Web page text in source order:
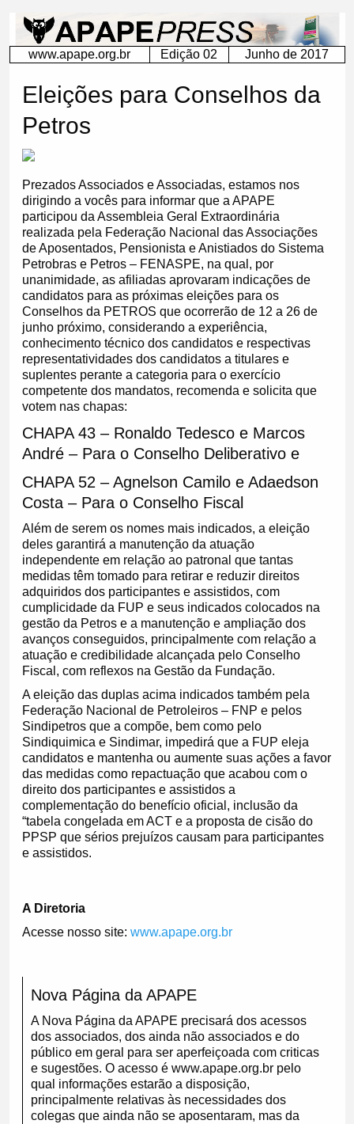
www.apape.org.br Edição 02 Junho de 2017
Eleições para Conselhos da
Petros
Prezados Associados e Associadas, estamos nos
dirigindo a vocês para informar que a APAPE
participou da Assembleia Geral Extraordinária
realizada pela Federação Nacional das Associações
de Aposentados, Pensionista e Anistiados do Sistema
Petrobras e Petros – FENASPE, na qual, por
unanimidade, as afiliadas aprovaram indicações de
candidatos para as próximas eleições para os
Conselhos da PETROS que ocorrerão de 12 a 26 de
junho próximo, considerando a experiência,
conhecimento técnico dos candidatos e respectivas
representatividades dos candidatos a titulares e
suplentes perante a categoria para o exercício
competente dos mandatos, recomenda e solicita que
votem nas chapas:
CHAPA 43 – Ronaldo Tedesco e Marcos
André – Para o Conselho Deliberativo e
CHAPA 52 – Agnelson Camilo e Adaedson
Costa – Para o Conselho Fiscal
Além de serem os nomes mais indicados, a eleição
deles garantirá a manutenção da atuação
independente em relação ao patronal que tantas
medidas têm tomado para retirar e reduzir direitos
adquiridos dos participantes e assistidos, com
cumplicidade da FUP e seus indicados colocados na
gestão da Petros e a manutenção e ampliação dos
avanços conseguidos, principalmente com relação a
atuação e credibilidade alcançada pelo Conselho
Fiscal, com reflexos na Gestão da Fundação.
A eleição das duplas acima indicados também pela
Federação Nacional de Petroleiros – FNP e pelos
Sindipetros que a compõe, bem como pelo
Sindiquimica e Sindimar, impedirá que a FUP eleja
candidatos e mantenha ou aumente suas ações a favor
das medidas como repactuação que acabou com o
direito dos participantes e assistidos a
complementação do benefício oficial, inclusão da
“tabela congelada em ACT e a proposta de cisão do
PPSP que sérios prejuízos causam para participantes
e assistidos.
A Diretoria
Acesse nosso site: www.apape.org.br
Nova Página da APAPE
A Nova Página da APAPE precisará dos acessos
dos associados, dos ainda não associados e do
público em geral para ser aperfeiçoada com criticas
e sugestões. O acesso é www.apape.org.br pelo
qual informações estarão a disposição,
principalmente relativas às necessidades dos
colegas que ainda não se aposentaram, mas da